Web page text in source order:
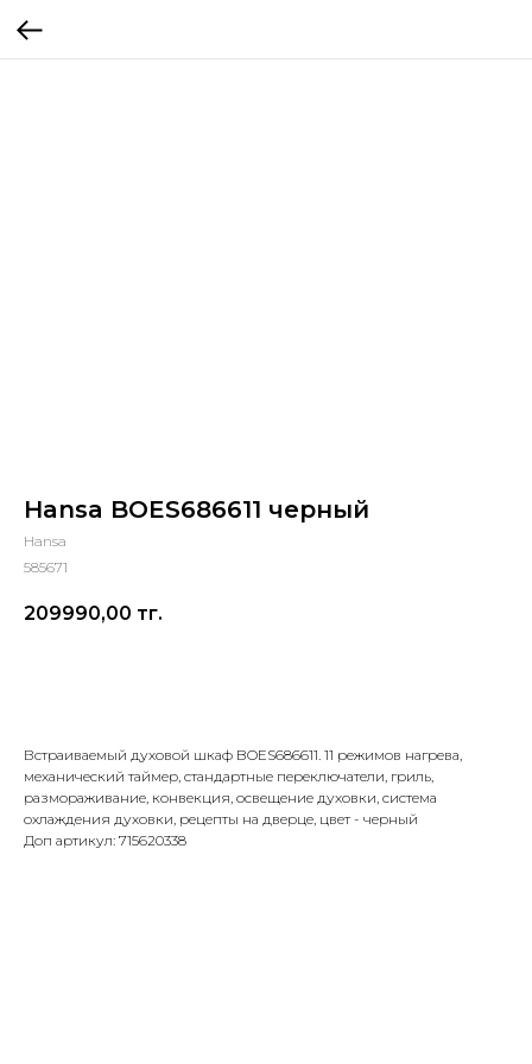
Hansa BOES686611 черный
Hansa
585671
209990,00 тг.
Встраиваемый духовой шкаф BOES686611. 11 режимов нагрева,
механический таймер, стандартные переключатели, гриль,
размораживание, конвекция, освещение духовки, система
охлаждения духовки, рецепты на дверце, цвет - черный
Доп артикул: 715620338